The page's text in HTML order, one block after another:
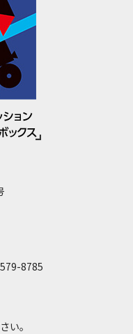
8785
い。